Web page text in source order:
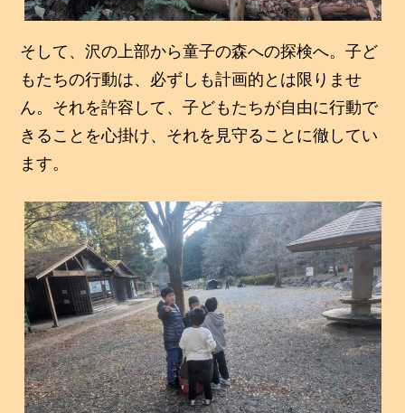
そして、沢の上部から童子の森への探検へ。子ど
もたちの行動は、必ずしも計画的とは限りませ
ん。それを許容して、子どもたちが自由に行動で
きることを心掛け、それを見守ることに徹してい
ます。